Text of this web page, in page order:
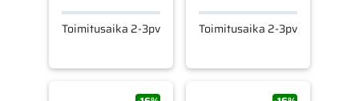
Toimitusaika 2-3pv Toimitusaika 2-3pv